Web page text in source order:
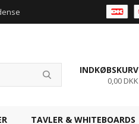
INDKØBSKURV
0,00 DKK
TAVLER & WHITEBOARDS